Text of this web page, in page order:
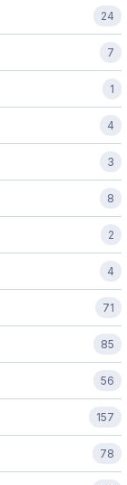
24
7
1
4
3
8
2
4
71
85
56
157
78